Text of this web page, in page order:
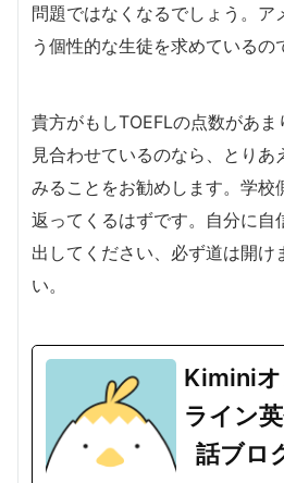
問題ではなくなるでしょう。ア
う個性的な生徒を求めているの
貴方がもしTOEFLの点数があ
見合わせているのなら、とりあ
みることをお勧めします。学校
返ってくるはずです。 自分に自
出してください、必ず道は開け
い。
Kimini
ライン
話ブロ